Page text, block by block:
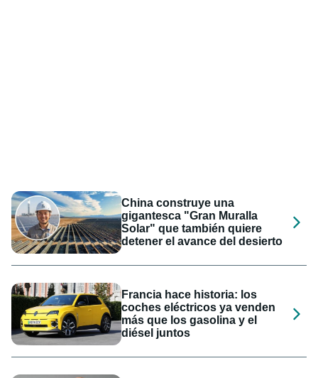
China construye una
gigantesca "Gran Muralla
Solar" que también quiere
detener el avance del desierto
Francia hace historia: los
coches eléctricos ya venden
más que los gasolina y el
diésel juntos